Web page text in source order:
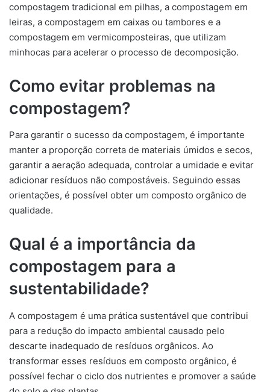
compostagem tradicional em pilhas, a compostagem em
leiras, a compostagem em caixas ou tambores e a
compostagem em vermicomposteiras, que utilizam
minhocas para acelerar o processo de decomposição.
Como evitar problemas na
compostagem?
Para garantir o sucesso da compostagem, é importante
manter a proporção correta de materiais úmidos e secos,
garantir a aeração adequada, controlar a umidade e evitar
adicionar resíduos não compostáveis. Seguindo essas
orientações, é possível obter um composto orgânico de
qualidade.
Qual é a importância da
compostagem para a
sustentabilidade?
A compostagem é uma prática sustentável que contribui
para a redução do impacto ambiental causado pelo
descarte inadequado de resíduos orgânicos. Ao
transformar esses resíduos em composto orgânico, é
possível fechar o ciclo dos nutrientes e promover a saúde